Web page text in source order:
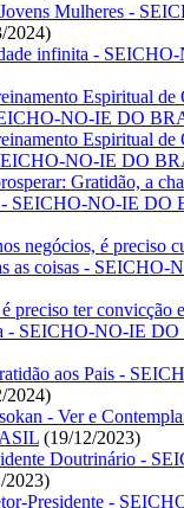
Mulheres -
2024)
infinita -
Espiritual de
NO-IE DO
Espiritual de
NO-IE DO
Gratidão, a
- SEICHO-NO-IE DO
negócios, é preciso
as coisas -
preciso ter convicção
- SEICHO-NO-IE
aos Pais -
2024)
- Ver e
(19/12/2023)
Doutrinário -
2023)
Presidente -